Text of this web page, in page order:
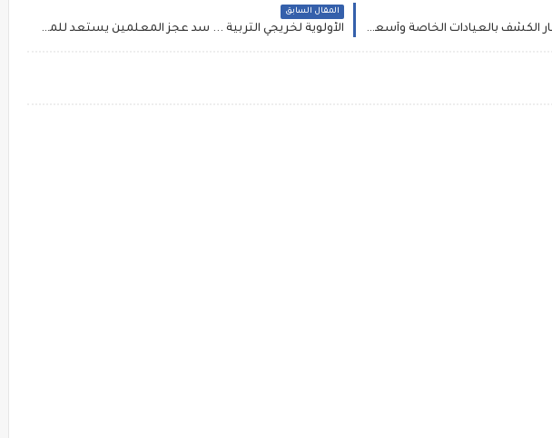
تحرك برلمانى تجاه أسعار الكشف بالعيادات الخاصة وأسعارها وصلت ١٥٠٠ جنيه
المقال السابق
الأولوية لخريجي التربية ... سد عجز المعلمين يستعد للمرحلة الثانية